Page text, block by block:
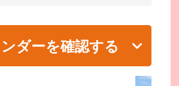
ダーを確認する